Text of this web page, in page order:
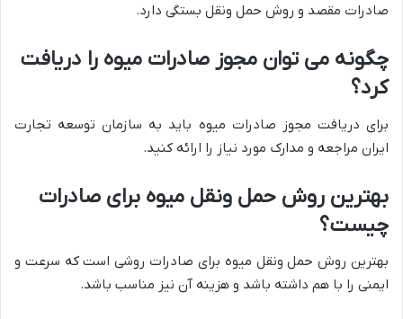
صادرات مقصد و روش حمل ونقل بستگی دارد.
چگونه می توان مجوز صادرات میوه را دریافت
کرد؟
برای دریافت مجوز صادرات میوه باید به سازمان توسعه تجارت
ایران مراجعه و مدارک مورد نیاز را ارائه کنید.
بهترین روش حمل ونقل میوه برای صادرات
چیست؟
بهترین روش حمل ونقل میوه برای صادرات روشی است که سرعت و
ایمنی را با هم داشته باشد و هزینه آن نیز مناسب باشد.